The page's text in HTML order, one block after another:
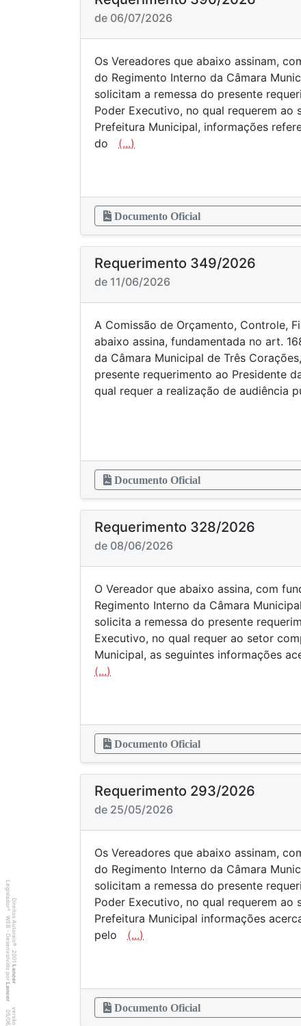
de 06/07/2026
Os Vereadores que abaixo assinam,
do Regimento Interno da Câmara
solicitam a remessa do presente
Poder Executivo, no qual requerem ao
Prefeitura Municipal, informações
do (...)
Documento Oficial
Requerimento 349/2026
de 11/06/2026
A Comissão de Orçamento, Controle,
abaixo assina, fundamentada no art.
da Câmara Municipal de Três
presente requerimento ao Presidente
qual requer a realização de audiência
Documento Oficial
Requerimento 328/2026
de 08/06/2026
O Vereador que abaixo assina, com
Regimento Interno da Câmara
solicita a remessa do presente
Executivo, no qual requer ao setor
Municipal, as seguintes informações
(...)
Documento Oficial
Requerimento 293/2026
de 25/05/2026
Os Vereadores que abaixo assinam,
do Regimento Interno da Câmara
solicitam a remessa do presente
Poder Executivo, no qual requerem ao
Prefeitura Municipal informações
pelo (...)
Documento Oficial
Direitos Autorais
©
2001
Lancer
Legislador
®
WEB - Desenvolvido por
Lancer